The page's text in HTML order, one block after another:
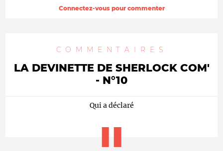
Connectez-vous pour commenter
COMMENTAIRES
LA DEVINETTE DE SHERLOCK COM'
- N°10
Qui a déclaré